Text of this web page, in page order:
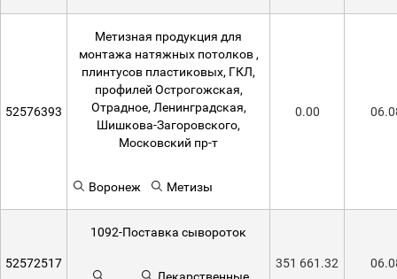
52576393
Метизная продукция для
монтажа натяжных потолков ,
плинтусов пластиковых, ГКЛ,
профилей Острогожская,
Отрадное, Ленинградская,
Шишкова-Загоровского,
Московский пр-т
Воронеж Метизы
0.00
52572517
1092-Поставка сывороток
351 661.32